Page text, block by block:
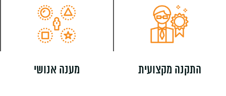
התקנה מקצועית מענה אנושי